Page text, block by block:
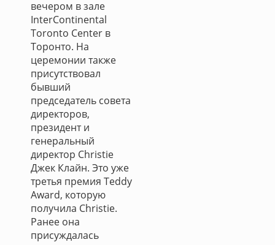
вечером в зале
InterContinental
Toronto Center в
Торонто. На
церемонии также
присутствовал
бывший
председатель совета
директоров,
президент и
генеральный
директор Christie
Джек Клайн. Это уже
третья премия Teddy
Award, которую
получила Christie.
Ранее она
присуждалась